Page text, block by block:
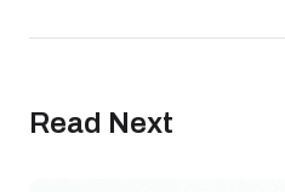
Read Next